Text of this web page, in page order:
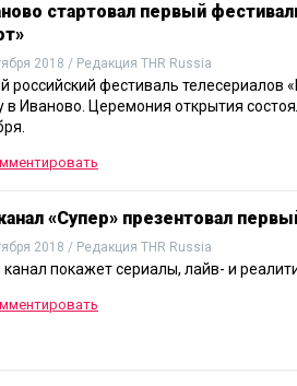
стартовал первый
2018 / Редакция THR Russia
российский фестиваль телесериалов
в Иваново. Церемония открытия
«Супер» презентовал
2018 / Редакция THR Russia
покажет сериалы, лайв- и